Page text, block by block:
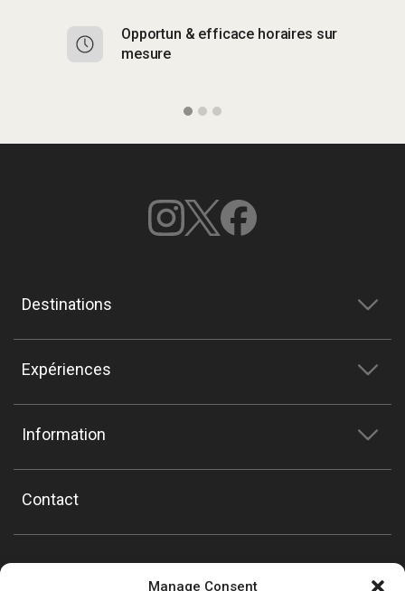
Manage Consent
Opportun & efficace horaires sur
mesure
Destinations
Expériences
Information
Contact